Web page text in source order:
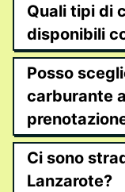
Quali tipi di
disponibili
Posso
carburante
Ci sono
Lanzarote?